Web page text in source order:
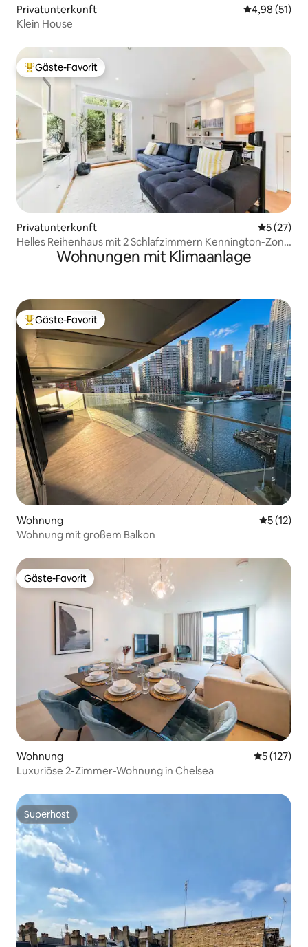
Privatunterkunft
4,98 (51)
Klein House
Beliebter Gäste-Favorit.
Gäste-Favorit
Privatunterkunft
5 (27)
Helles Reihenhaus mit 2 Schlafzimmern Kennington-Zone
Wohnungen mit Klimaanlage
Beliebter Gäste-Favorit.
Gäste-Favorit
Wohnung
5 (12)
Wohnung mit großem Balkon
Gäste-Favorit
Gäste-Favorit
Wohnung
5 (127)
Luxuriöse 2-Zimmer-Wohnung in Chelsea
Superhost
Superhost